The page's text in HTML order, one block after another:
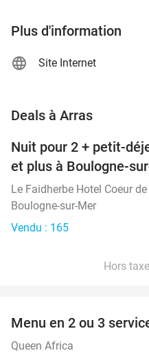
Plus d'information
Site Internet
Deals à Arras
NEW
TODAY
Nuit pour 2 + petit-
et plus à Boulogne-
Le Faidherbe Hotel Coeur
Boulogne-sur-Mer
Vendu : 165
Hors
Menu en 2 ou 3
Queen Africa